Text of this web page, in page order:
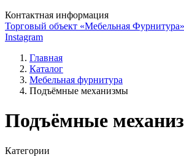
Контактная информация
Торговый объект «Мебельная
Instagram
Главная
Каталог
Мебельная фурнитура
Подъёмные механизмы
Подъёмные
Категории